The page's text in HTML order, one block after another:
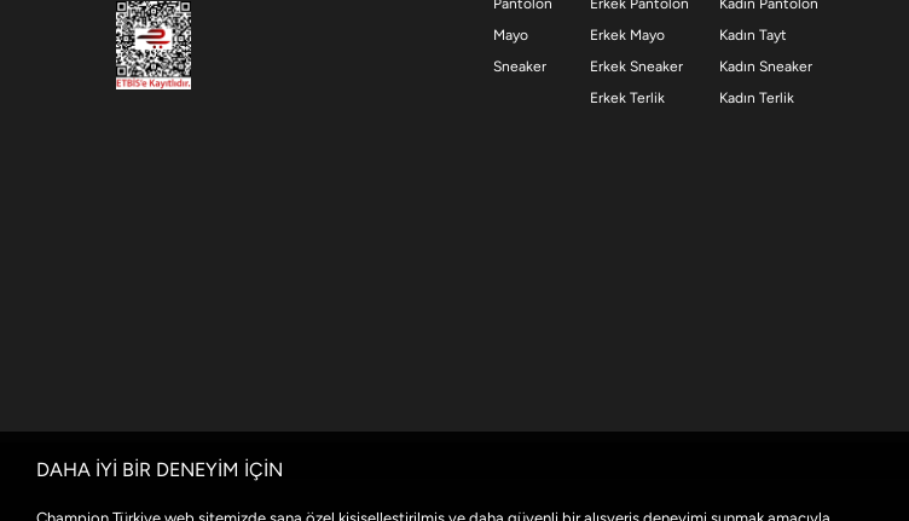
Pantolon
Mayo
Sneaker
Erkek Pantolon
Erkek Mayo
Erkek Sneaker
Erkek Terlik
Kadın Pantolon
Kadın Tayt
Kadın Sneaker
Kadın Terlik
DAHA İYİ BİR DENEYİM İÇİN